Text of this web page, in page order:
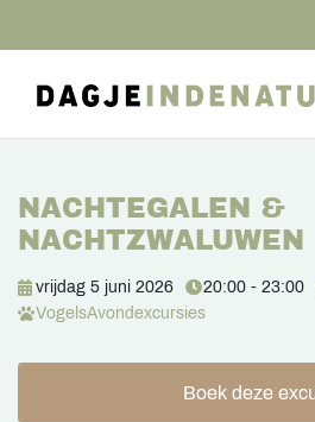
NACHTEGALEN &
NACHTZWALUWEN
vrijdag 5 juni 2026 20:00 - 23:00
VogelsAvondexcursies
Boek deze